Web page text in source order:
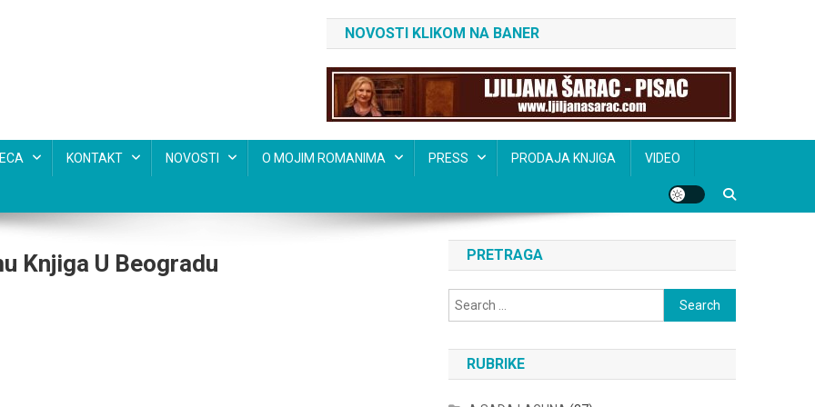
NOVOSTI KLIKOM NA BANER
KONTAKT NOVOSTI O MOJIM ROMANIMA PRESS PRODAJA KNJIGA VIDEO
Knjiga U Beogradu PRETRAGA
Search
for:
RUBRIKE